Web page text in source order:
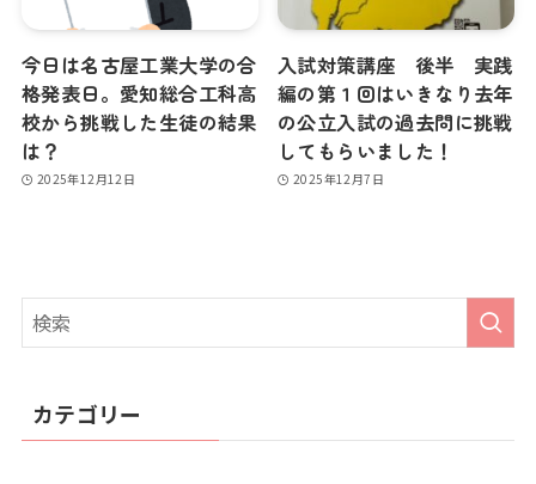
今日は名古屋工業大学の合
格発表日。愛知総合工科高
校から挑戦した生徒の結果
は？
2025年12月12日
入試対策講座 後半 実践
編の第１回はいきなり去年
の公立入試の過去問に挑戦
してもらいました！
2025年12月7日
カテゴリー